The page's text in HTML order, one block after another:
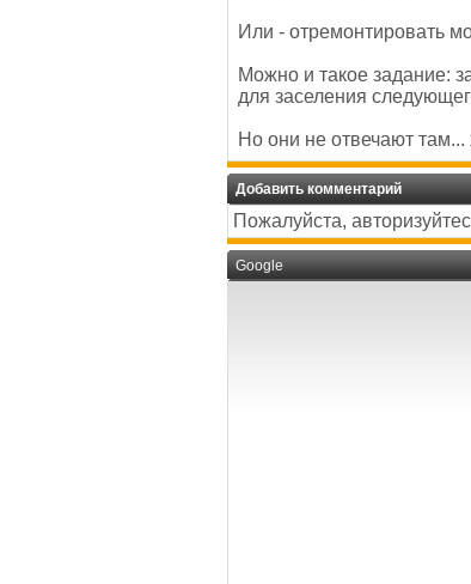
Или - отремонтировать
Можно и такое задание:
для заселения
Но они не отвечают там...
Добавить комментарий
Пожалуйста,
Google